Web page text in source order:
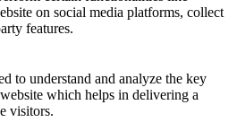
on social media platforms, collect
features.
to understand and analyze the key
which helps in delivering a
visitors.